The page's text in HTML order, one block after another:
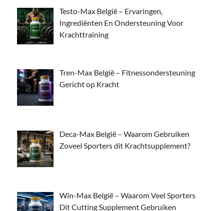
Testo-Max België – Ervaringen,
Ingrediënten En Ondersteuning Voor
Krachttraining
Tren-Max België – Fitnessondersteuning
Gericht op Kracht
Deca-Max België – Waarom Gebruiken
Zoveel Sporters dit Krachtsupplement?
Win-Max België – Waarom Veel Sporters
Dit Cutting Supplement Gebruiken